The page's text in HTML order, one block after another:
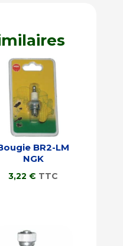
BR2-LM
NGK
3,22€ TTC